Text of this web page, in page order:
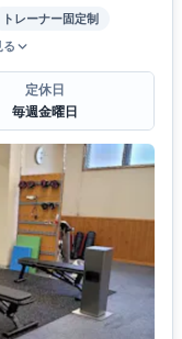
トレーナー固定制
る
定休日
毎週金曜日